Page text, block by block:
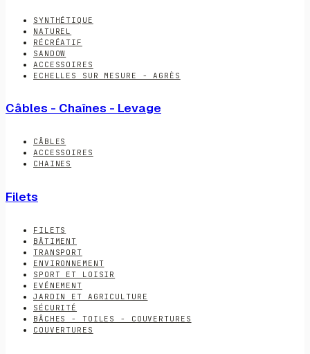
SYNTHÉTIQUE
NATUREL
RÉCRÉATIF
SANDOW
ACCESSOIRES
ECHELLES SUR MESURE - AGRÈS
Câbles - Chaînes - Levage
CÂBLES
ACCESSOIRES
CHAINES
Filets
FILETS
BÂTIMENT
TRANSPORT
ENVIRONNEMENT
SPORT ET LOISIR
EVÉNEMENT
JARDIN ET AGRICULTURE
SÉCURITÉ
BÂCHES - TOILES - COUVERTURES
COUVERTURES